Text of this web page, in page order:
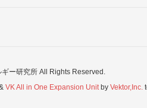
ー研究所 All Rights Reserved.
VK All in One Expansion Unitby Vektor,Inc.